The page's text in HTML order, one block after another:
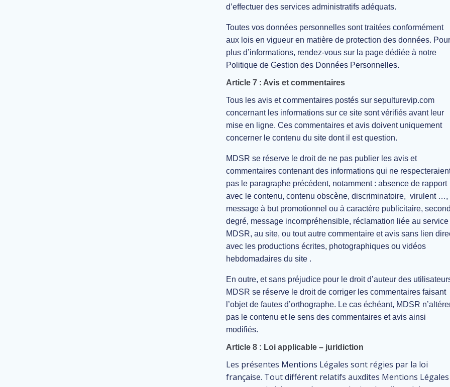
d’effectuer des services administratifs adéquats.
Toutes vos données personnelles sont traitées conformément
aux lois en vigueur en matière de protection des données.
plus d’informations, rendez-vous sur la page dédiée à notre
Politique de Gestion des Données Personnelles.
Article 7 : Avis et commentaires
Tous les avis et commentaires postés sur sepulturevip.com
concernant les informations sur ce site sont vérifiés avant leur
mise en ligne. Ces commentaires et avis doivent uniquement
concerner le contenu du site dont il est question.
MDSR se réserve le droit de ne pas publier les avis et
commentaires contenant des informations qui ne
pas le paragraphe précédent, notamment : absence de rapport
avec le contenu, contenu obscène, discriminatoire, virulent …,
message à but promotionnel ou à caractère publicitaire,
degré, message incompréhensible, réclamation liée au service
MDSR, au site, ou tout autre commentaire et avis sans lien
avec les productions écrites, photographiques ou vidéos
hebdomadaires du site .
En outre, et sans préjudice pour le droit d’auteur des
MDSR se réserve le droit de corriger les commentaires faisant
l’objet de fautes d’orthographe. Le cas échéant, MDSR
pas le contenu et le sens des commentaires et avis ainsi
modifiés.
Article 8 : Loi applicable – juridiction
Les présentes Mentions Légales sont régies par la loi
française. Tout différent relatifs auxdites Mentions Légales